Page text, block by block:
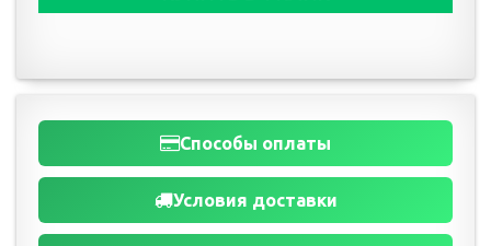
Способы оплаты
Условия доставки